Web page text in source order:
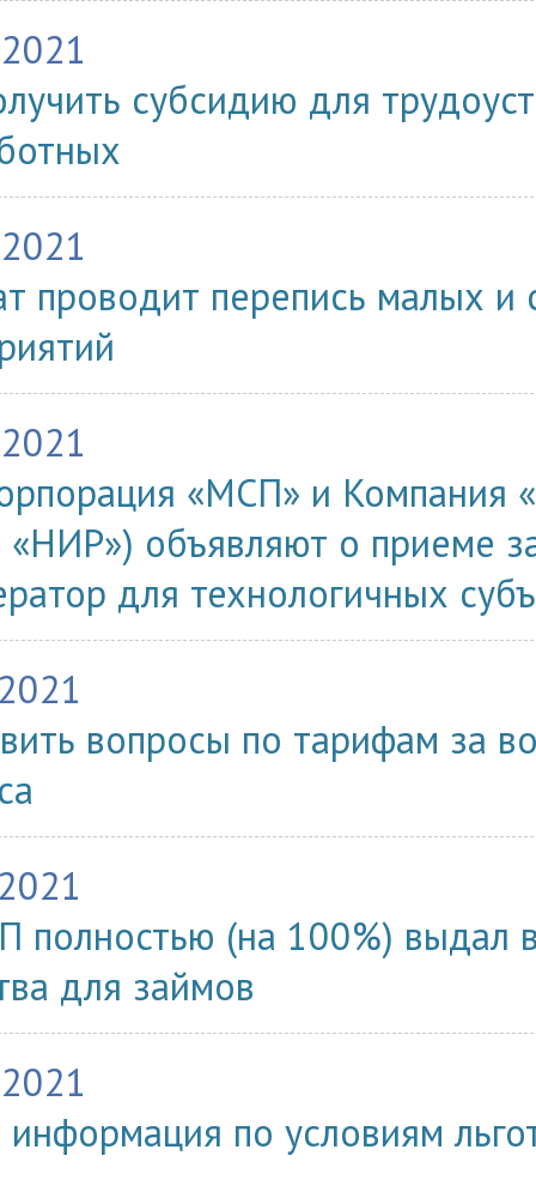
субсидию для
проводит перепись малых и
«МСП» и Компания
объявляют о приеме
для технологичных
вопросы по тарифам за
полностью (на 100%) выдал
для займов
по условиям